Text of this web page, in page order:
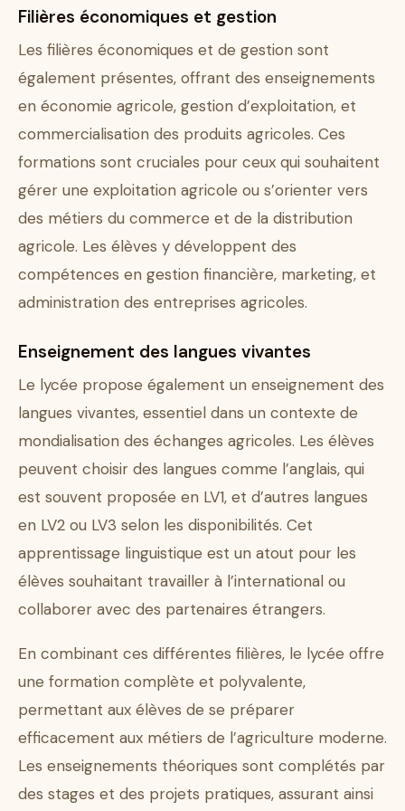
Filières économiques et gestion
Les filières économiques et de gestion sont
également présentes, offrant des enseignements
en économie agricole, gestion d’exploitation, et
commercialisation des produits agricoles. Ces
formations sont cruciales pour ceux qui souhaitent
gérer une exploitation agricole ou s’orienter vers
des métiers du commerce et de la distribution
agricole. Les élèves y développent des
compétences en gestion financière, marketing, et
administration des entreprises agricoles.
Enseignement des langues vivantes
Le lycée propose également un enseignement des
langues vivantes, essentiel dans un contexte de
mondialisation des échanges agricoles. Les élèves
peuvent choisir des langues comme l’anglais, qui
est souvent proposée en LV1, et d’autres langues
en LV2 ou LV3 selon les disponibilités. Cet
apprentissage linguistique est un atout pour les
élèves souhaitant travailler à l’international ou
collaborer avec des partenaires étrangers.
En combinant ces différentes filières, le lycée offre
une formation complète et polyvalente,
permettant aux élèves de se préparer
efficacement aux métiers de l’agriculture moderne.
Les enseignements théoriques sont complétés par
des stages et des projets pratiques, assurant ainsi